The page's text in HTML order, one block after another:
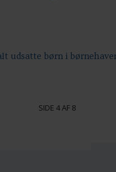
udsatte børn i
SIDE 4 AF 8